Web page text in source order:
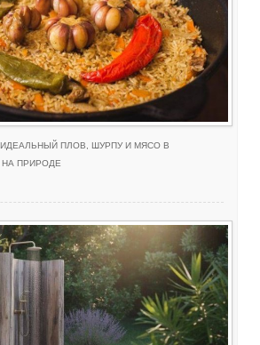
ИДЕАЛЬНЫЙ ПЛОВ, ШУРПУ И МЯСО В
НА ПРИРОДЕ